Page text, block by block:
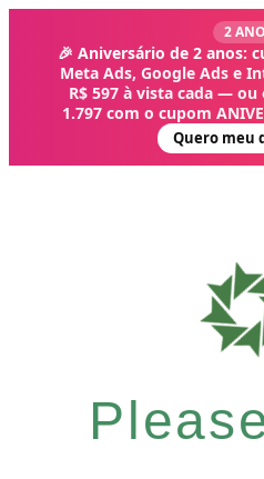
2
🎉 Aniversário de 2 anos:
Meta Ads, Google Ads e
R$ 597 à vista cada —
1.797 com o cupom
Quero meu